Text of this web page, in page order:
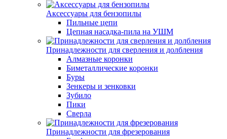
Аксессуары для бензопилы
Пильные цепи
Цепная насадка-пила на УШМ
Принадлежности для сверления и долбления
Алмазные коронки
Биметаллические коронки
Буры
Зенкеры и зенковки
Зубило
Пики
Сверла
Принадлежности для фрезерования